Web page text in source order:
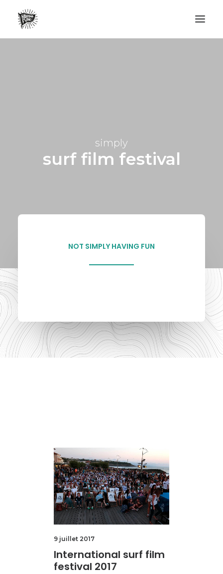
simply
surf film festival
NOT SIMPLY HAVING FUN
9 juillet 2017
International surf film
festival 2017